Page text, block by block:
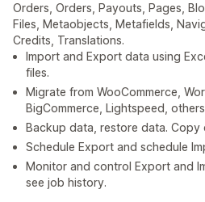
Orders, Orders, Payouts, Pages,
Files, Metaobjects, Metafields,
Credits, Translations.
Import and Export data using
files.
Migrate from WooCommerce,
BigCommerce, Lightspeed,
Backup data, restore data.
Schedule Export and schedule
Monitor and control Export and
see job history.